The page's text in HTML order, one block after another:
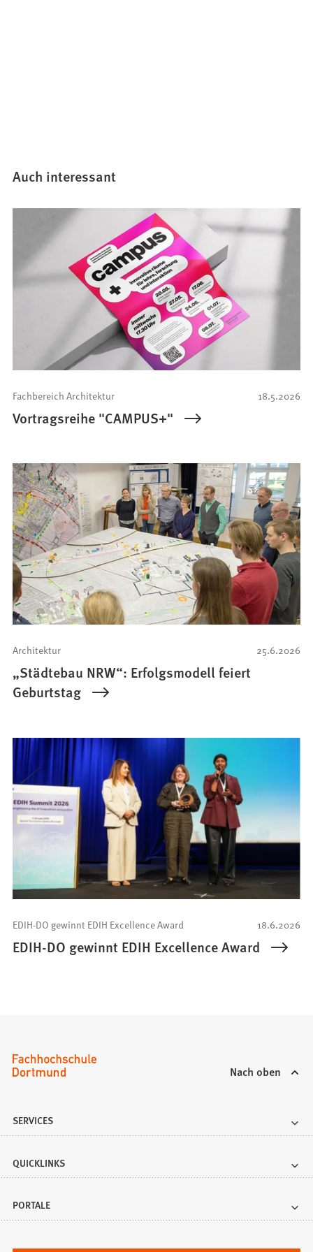
Auch interessant
18.5.2026
Fachbereich Architektur
Vortragsreihe "CAMPUS+"
25.6.2026
Architektur
„Städtebau NRW“: Erfolgsmodell feiert
Geburtstag
18.6.2026
EDIH-DO gewinnt EDIH Excellence Award
EDIH-DO gewinnt EDIH Excellence Award
Nach oben
SERVICES
QUICKLINKS
PORTALE